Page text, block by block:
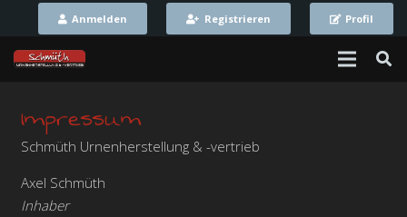
Anmelden Registrieren Profil
Impressum
Schmüth Urnenherstellung & -vertrieb
Axel Schmüth
Inhaber